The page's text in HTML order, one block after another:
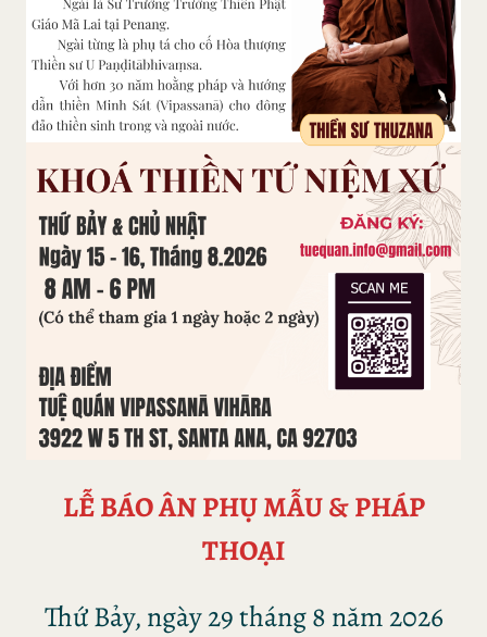
LỄ BÁO ÂN PHỤ MẪU & PHÁP
THOẠI
Thứ Bảy, ngày 29 tháng 8 năm 2026